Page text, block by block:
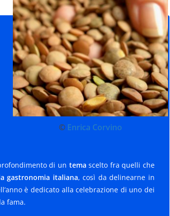
© Enrica Corvino
di un tema scelto fra quelli che
gastronomia italiana, così da delinearne in
è dedicato alla celebrazione di uno dei
fama.